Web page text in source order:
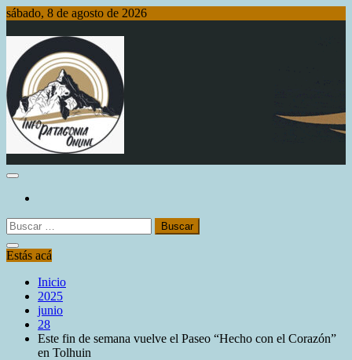
Saltar
contenido
sábado, 8 de agosto de 2026
Info Patagonia Online
Buscar:
Estás acá
Inicio
2025
junio
28
Este fin de semana vuelve el Paseo “Hecho con el Corazón”
en Tolhuin